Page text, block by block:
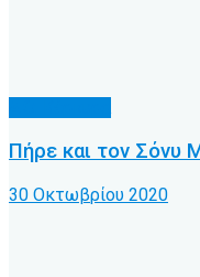
Πήρε και τον Σόνυ
30 Οκτωβρίου 2020